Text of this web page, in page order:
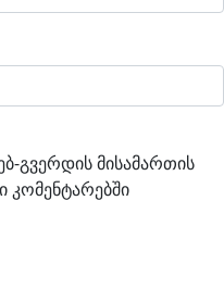
გვერდის მისამართის
კომენტარებში